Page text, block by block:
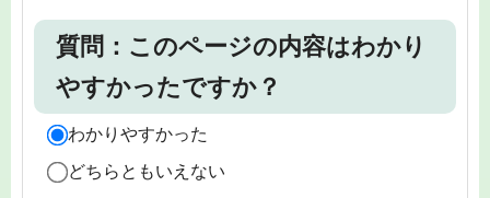
質問：このページの内容はわかり
やすかったですか？
わかりやすかった
どちらともいえない